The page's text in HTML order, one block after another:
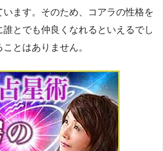
ます。そのため、コアラの性格を
誰とでも仲良くなれるといえるでし
とはありません。